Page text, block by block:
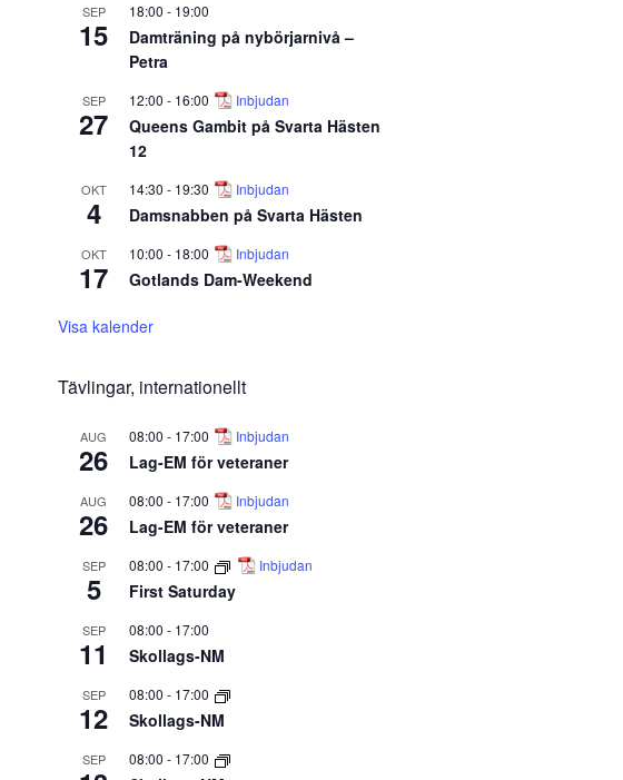
SEP
15
18:00 - 19:00
Damträning på nybörjarnivå –
Petra
SEP
27
12:00 - 16:00 Inbjudan
Queens Gambit på Svarta Hästen
12
OKT
4
14:30 - 19:30 Inbjudan
Damsnabben på Svarta Hästen
OKT
17
10:00 - 18:00 Inbjudan
Gotlands Dam-Weekend
Visa kalender
Tävlingar, internationellt
AUG
26
08:00 - 17:00 Inbjudan
Lag-EM för veteraner
AUG
26
08:00 - 17:00 Inbjudan
Lag-EM för veteraner
SEP
5
08:00 - 17:00 Inbjudan
First Saturday
SEP
11
08:00 - 17:00
Skollags-NM
SEP
12
08:00 - 17:00
Skollags-NM
SEP 08:00 - 17:00